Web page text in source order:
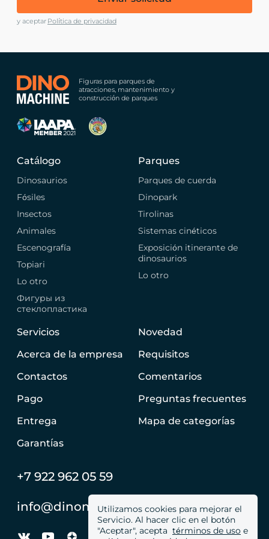
y aceptar Política de privacidad
Utilizamos cookies para mejorar el
Servicio. Al hacer clic en el botón
"Aceptar", acepta términos de uso e
Figuras para parques de
atracciones, mantenimiento y
construcción de parques
Catálogo
Dinosaurios
Fósiles
Insectos
Animales
Escenografía
Topiari
Lo otro
Фигуры из
стеклопластика
Parques
Parques de cuerda
Dinopark
Tirolinas
Sistemas cinéticos
Exposición itinerante de
dinosaurios
Lo otro
Servicios
Acerca de la empresa
Contactos
Pago
Entrega
Garantías
Novedad
Requisitos
Comentarios
Preguntas frecuentes
Mapa de categorías
+7 922 962 05 59
info@dinomachine.ru